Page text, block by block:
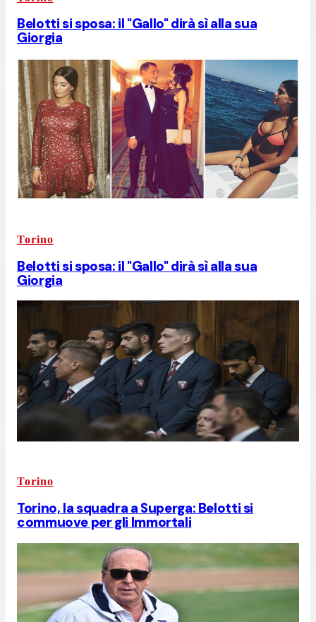
Belotti si sposa: il "Gallo" dirà sì alla sua
Giorgia
Torino
Belotti si sposa: il "Gallo" dirà sì alla sua
Giorgia
Torino
Torino, la squadra a Superga: Belotti si
commuove per gli Immortali